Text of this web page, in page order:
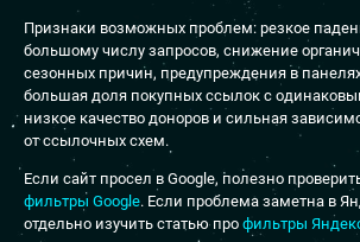
Признаки возможных проблем: резкое
большому числу запросов, снижение
сезонных причин, предупреждения в
большая доля покупных ссылок с
низкое качество доноров и сильная
от ссылочных схем.
Если сайт просел в Google, полезно
фильтры Google. Если проблема заметна в
отдельно изучить статью про фильтры